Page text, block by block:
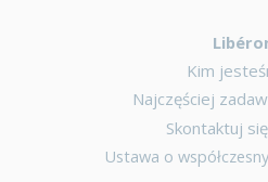
Kim
Najczęściej
Skontaktuj
Ustawa o